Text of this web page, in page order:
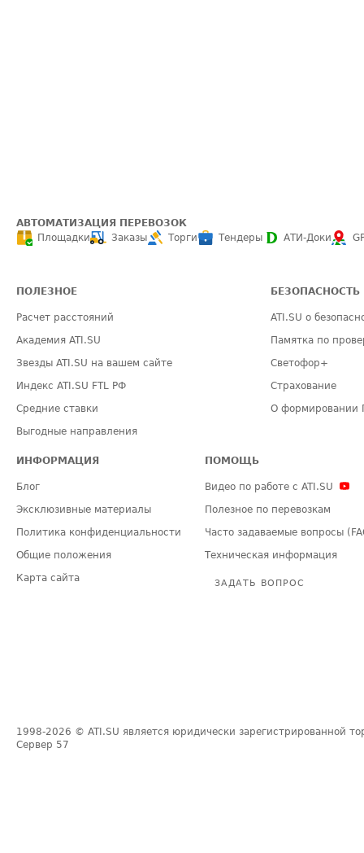
АВТОМАТИЗАЦИЯ ПЕРЕВОЗОК
Площадки
Заказы Торги Тендеры АТИ-Доки
ПОЛЕЗНОЕ
Расчет расстояний
Академия ATI.SU
Звезды ATI.SU на вашем сайте
Индекс ATI.SU FTL РФ
Средние ставки
Выгодные направления
БЕЗОПАСНОСТЬ
ATI.SU о
Памятка по
Светофор+
Страхование
О формировании
ИНФОРМАЦИЯ
Блог
Эксклюзивные материалы
Политика конфиденциальности
Общие положения
Карта сайта
ПОМОЩЬ
Видео по работе с ATI.SU
Полезное по перевозкам
Часто задаваемые вопросы
Техническая информация
ЗАДАТЬ ВОПРОС
1998-2026 © ATI.SU является юридически зарегистрированной
Сервер 57